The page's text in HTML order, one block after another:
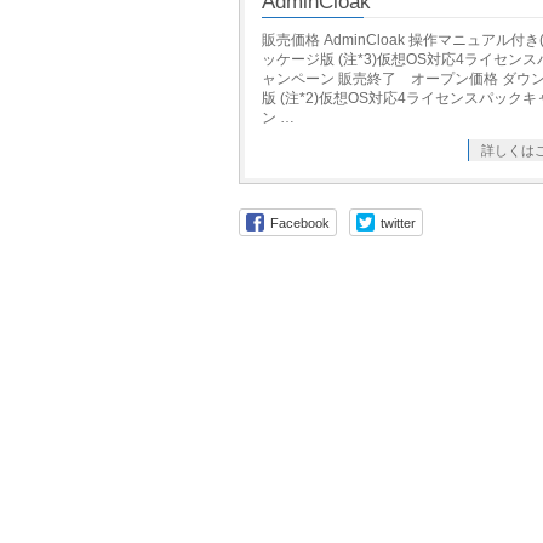
販売価格 AdminCloak 操作マニュアル付
ッケージ版 (注*3)仮想OS対応4ライセンス
ャンペーン 販売終了 オープン価格 ダウ
版 (注*2)仮想OS対応4ライセンスパックキ
ン …
詳しくは
Facebook twitter